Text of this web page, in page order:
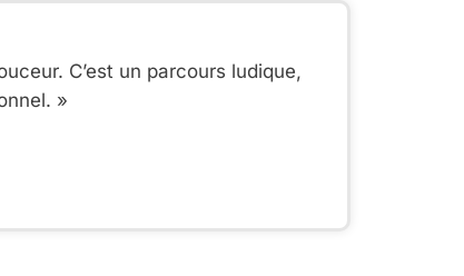
C’est un parcours ludique,
»